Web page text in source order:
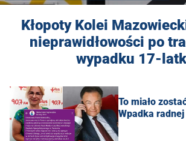
Kłopoty Kolei
nieprawidłowości po
wypadku 17-
To miało
Wpadka